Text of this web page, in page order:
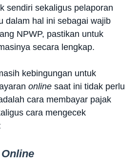
sendiri sekaligus pelaporan
dalam hal ini sebagai wajib
NPWP, pastikan untuk
secara lengkap.
kebingungan untuk
online saat ini tidak perlu
cara membayar pajak
cara mengecek
Online